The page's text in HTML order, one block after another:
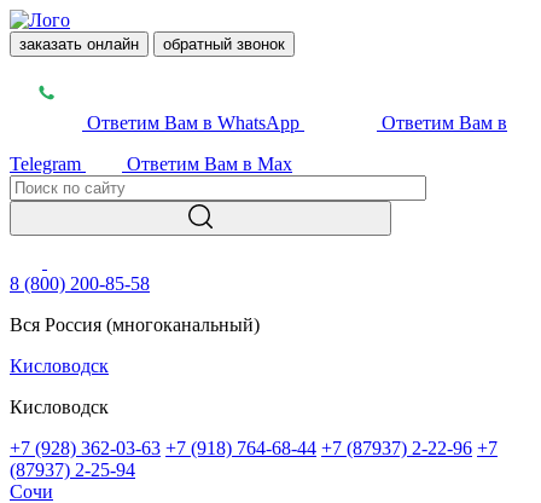
заказать онлайн обратный звонок
Ответим Вам в WhatsApp
Ответим Вам в
Telegram
Ответим Вам в Max
8 (800) 200-85-58
Вся Россия (многоканальный)
Кисловодск
Кисловодск
+7 (928) 362-03-63 +7 (918) 764-68-44 +7 (87937) 2-22-96 +7
(87937) 2-25-94
Сочи